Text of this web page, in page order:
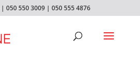
|050 550 3009 |050 555 4876